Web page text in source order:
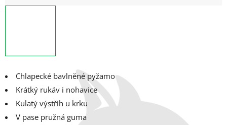
Chlapecké bavlněné pyžamo
Krátký rukáv i nohavice
Kulatý výstřih u krku
V pase pružná guma